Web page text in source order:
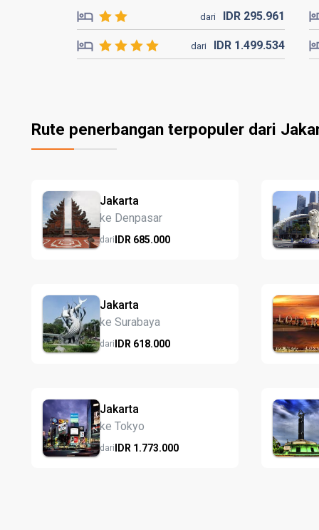
dari IDR 295.961
dari IDR 1.499.534
Rute penerbangan terpopuler dari
Jakarta
ke Denpasar
dariIDR 685.000
Jakarta
ke Surabaya
dariIDR 618.000
Jakarta
ke Tokyo
dariIDR 1.773.000